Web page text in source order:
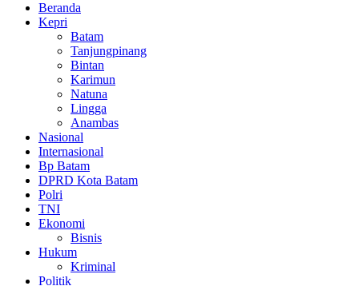
Beranda
Kepri
Batam
Tanjungpinang
Bintan
Karimun
Natuna
Lingga
Anambas
Nasional
Internasional
Bp Batam
DPRD Kota Batam
Polri
TNI
Ekonomi
Bisnis
Hukum
Kriminal
Politik